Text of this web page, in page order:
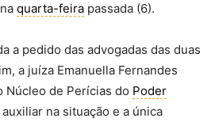
quarta-feira passada (6).
a pedido das advogadas das duas
a juíza Emanuella Fernandes
de Perícias do Poder
na situação e a única